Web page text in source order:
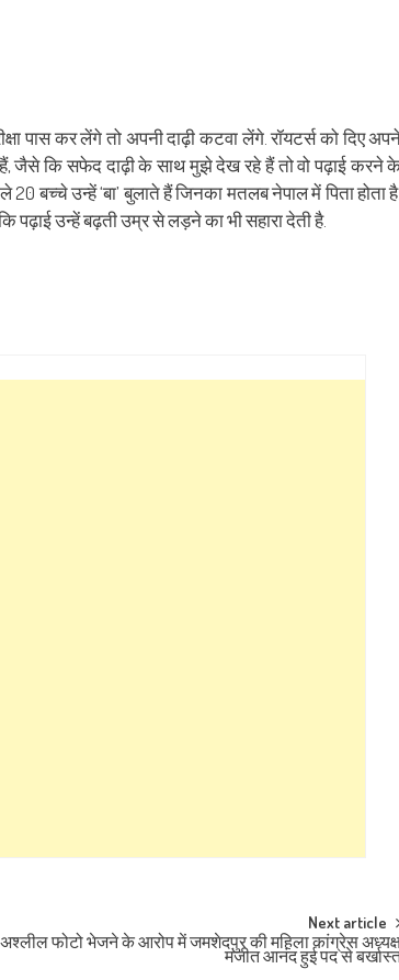
पास कर लेंगे तो अपनी दाढ़ी कटवा लेंगे. रॉयटर्स को दिए
जैसे कि सफेद दाढ़ी के साथ मुझे देख रहे हैं तो वो पढ़ाई करने
बच्चे उन्हें ‘बा’ बुलाते हैं जिनका मतलब नेपाल में पिता होता
पढ़ाई उन्हें बढ़ती उम्र से लड़ने का भी सहारा देती है.
Next article
अश्लील फोटो भेजने के आरोप में जमशेदपुर की महिला कांग्रेस
मंजीत आनंद हुई पद से